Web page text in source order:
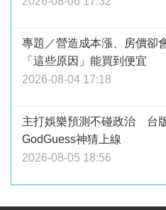
專題／營造成本漲、房價卻
「這些原因」能買到便宜
2026-08-04 17:18
主打娛樂預測不碰政治 台
GodGuess神猜上線
2026-08-05 18:56